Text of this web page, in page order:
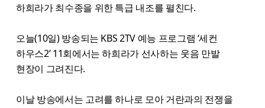
하희라가 최수종을 위한 특급 내조를 펼친다.
오늘(10일) 방송되는 KBS 2TV 예능 프로그램 ‘세컨
하우스2’ 11회에서는 하희라가 선사하는 웃음 만발
현장이 그려진다.
이날 방송에서는 고려를 하나로 모아 거란과의 전쟁을